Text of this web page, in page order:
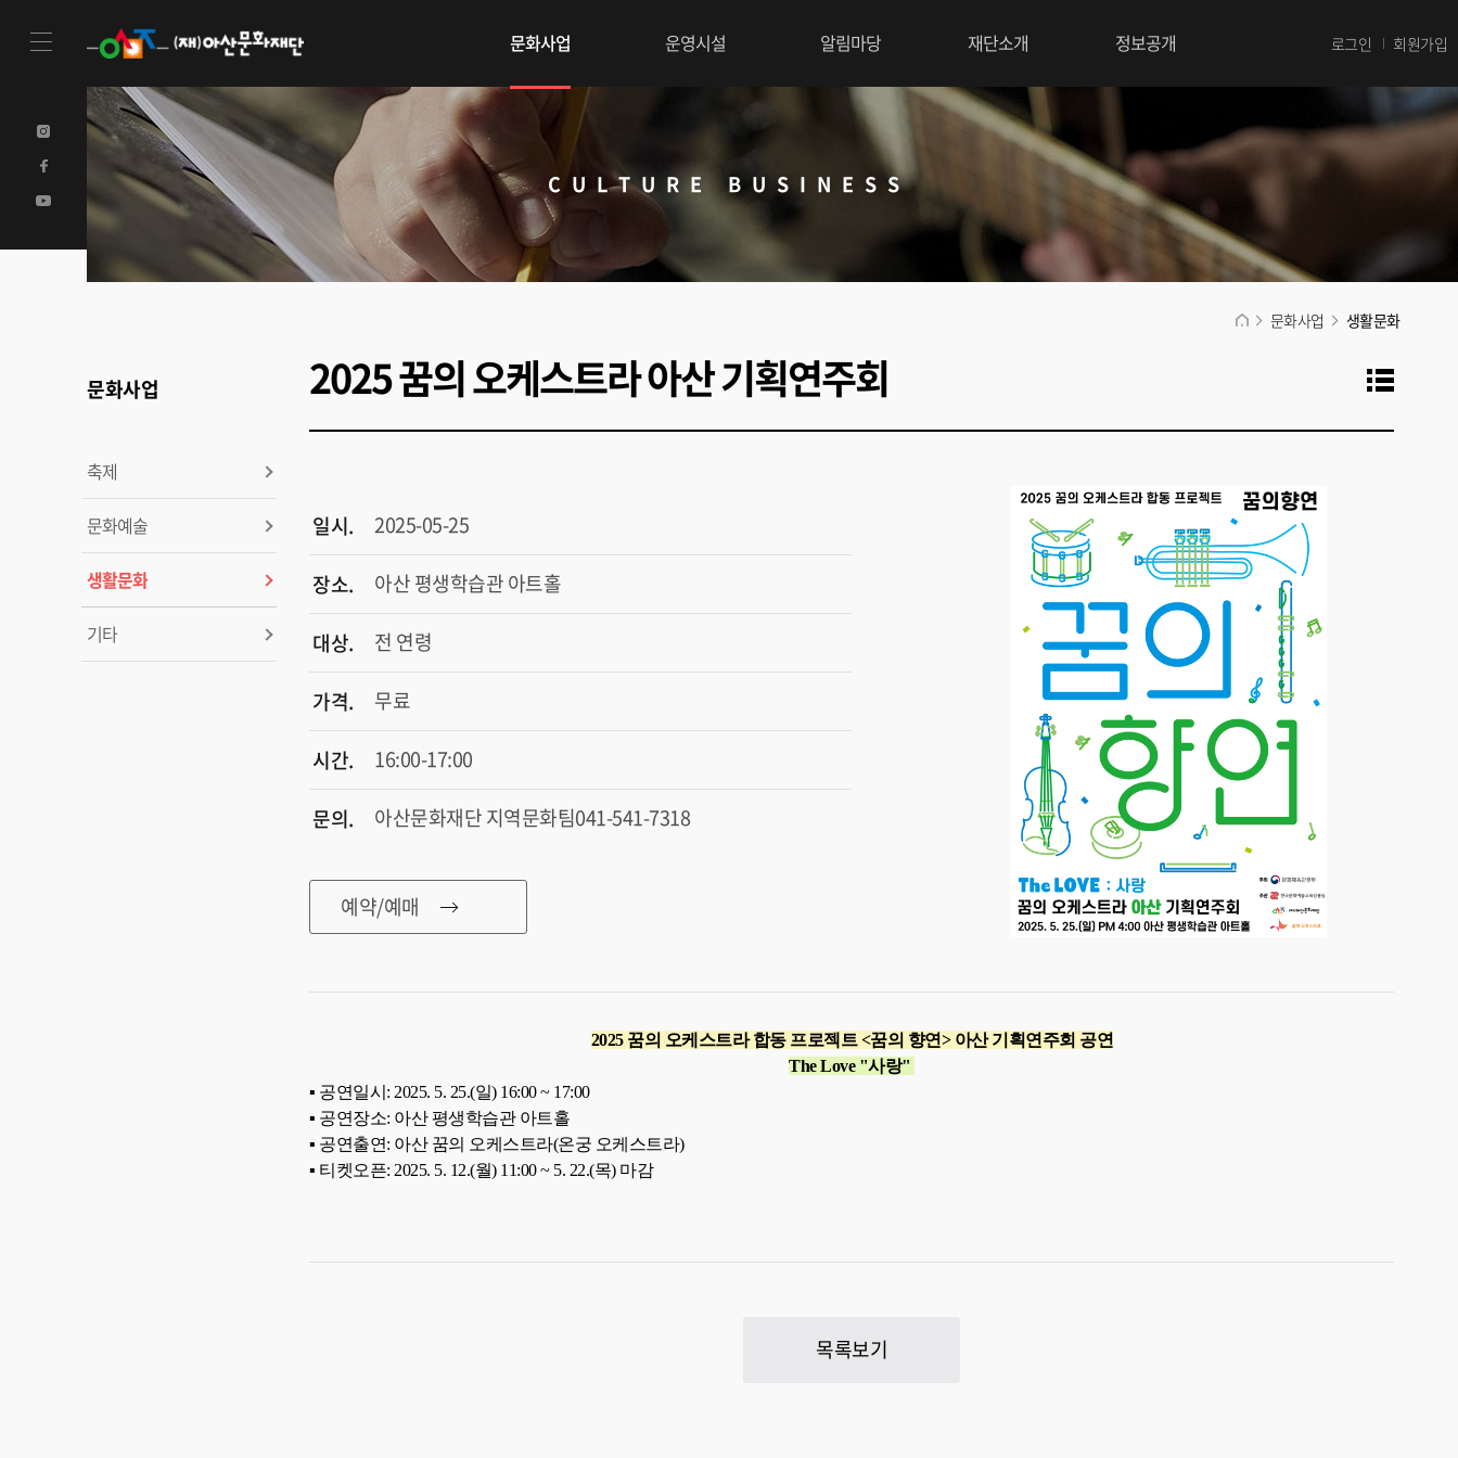
문화사업 운영시설 알림마당 재단소개 정보공개 로그인 회원가입
CULTURE BUSINESS
문화사업
축제
문화예술
생활문화
기타
문화사업 생활문화
2025 꿈의 오케스트라 아산 기획연주회
일시. 2025-05-25
장소. 아산 평생학습관 아트홀
대상. 전 연령
가격. 무료
시간. 16:00-17:00
문의. 아산문화재단 지역문화팀041-541-7318
예약/예매
2025 꿈의 오케스트라 합동 프로젝트 <꿈의 향연> 아산 기획연주회 공연
The Love "사랑"
▪ 공연일시: 2025. 5. 25.(일) 16:00 ~ 17:00
▪ 공연장소: 아산 평생학습관 아트홀
▪ 공연출연: 아산 꿈의 오케스트라(온궁 오케스트라)
▪ 티켓오픈: 2025. 5. 12.(월) 11:00 ~ 5. 22.(목) 마감
목록보기